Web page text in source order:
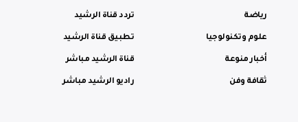
رياضة
علوم وتكنولوجيا
أخبار منوعة
ثقافة وفن
تردد قناة الرشيد
تطبيق قناة الرشيد
قناة الرشيد مباشر
راديو الرشيد مباشر